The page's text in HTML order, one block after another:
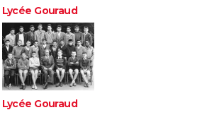
Lycée Gouraud
Lycée Gouraud